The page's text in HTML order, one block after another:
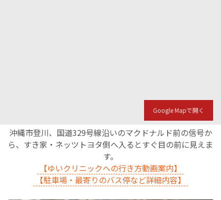
Google Mapで開く
沖縄市登川、国道329号線沿いのマクドナルド前の信号か
ら、すき家・ネッツトヨタ側へ入るとすぐ目の前に見えま
す。
【ゆいクリニックへの行き方動画案内】
【駐車場・最寄りのバス停など詳細内容】